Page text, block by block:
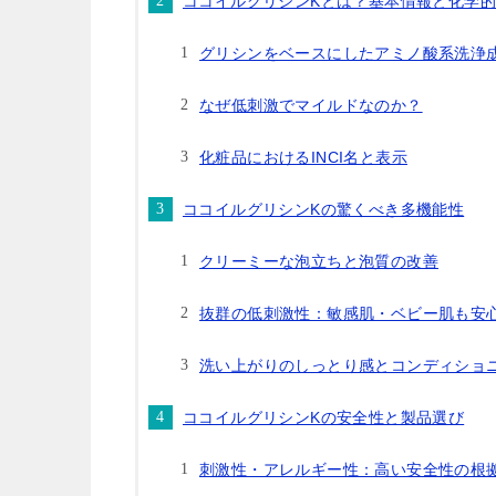
グリシンをベースにしたアミノ酸系洗浄
なぜ低刺激でマイルドなのか？
化粧品におけるINCI名と表示
ココイルグリシンKの驚くべき多機能性
クリーミーな泡立ちと泡質の改善
抜群の低刺激性：敏感肌・ベビー肌も安
洗い上がりのしっとり感とコンディショ
ココイルグリシンKの安全性と製品選び
刺激性・アレルギー性：高い安全性の根